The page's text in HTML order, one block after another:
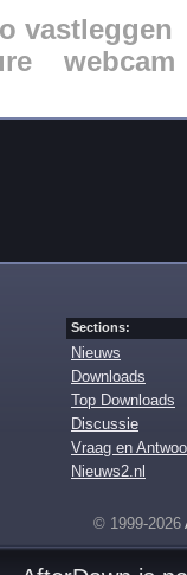
vastleggen
webcam
Sections:
Nieuws
Downloads
Top Downloads
Discussie
Vraag en
Nieuws2.nl
© 1999-2026